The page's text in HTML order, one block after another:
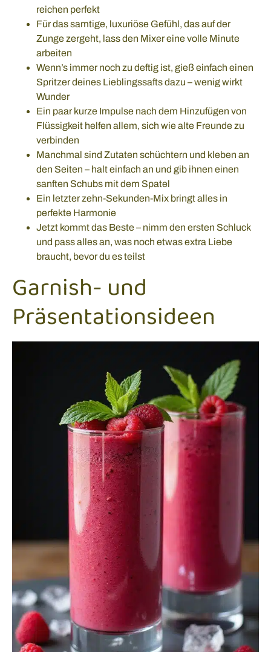
reichen perfekt
Für das samtige, luxuriöse Gefühl, das auf der
Zunge zergeht, lass den Mixer eine volle Minute
arbeiten
Wenn’s immer noch zu deftig ist, gieß einfach einen
Spritzer deines Lieblingssafts dazu – wenig wirkt
Wunder
Ein paar kurze Impulse nach dem Hinzufügen von
Flüssigkeit helfen allem, sich wie alte Freunde zu
verbinden
Manchmal sind Zutaten schüchtern und kleben an
den Seiten – halt einfach an und gib ihnen einen
sanften Schubs mit dem Spatel
Ein letzter zehn-Sekunden-Mix bringt alles in
perfekte Harmonie
Jetzt kommt das Beste – nimm den ersten Schluck
und pass alles an, was noch etwas extra Liebe
braucht, bevor du es teilst
Garnish- und
Präsentationsideen